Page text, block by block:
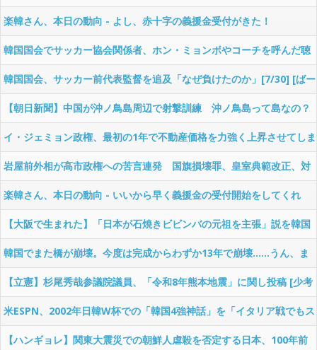
までコピーした韓国ブランド [7/31] [昆虫図鑑★]
楽韓さん、本日の動向 - よし、赤十字の義援金受付がきた！
韓国国会でサッカー協会関係者、ホン・ミョンボやコーチを呼んだ聴
聞会開始 → 国会議員「なぜワールドカップで負けたのだ」「ソン・フ
ンミンを外したのはなぜだ」「ベント監督と再契約しなかったの
は？」と地獄のような意味なし質問が連発されてしまう
韓国国会、サッカー前代表監督を追及「なぜ負けたのか」[7/30] [ばー
ど★]
【朝日新聞】中国が沖ノ鳥島周辺で射撃訓練 沖ノ鳥島って島なの？
岩なの？[7/30] [ばーど★]
イ・ジェミョン政権、最初の1年で不動産価格を力強く上昇させてしま
う……「不動産で儲ける時代は終わりだ」と語っていたものの、実際
にやっていることは不動産供給を絞ることばかり。そりゃ、価格上昇
するわな。中学生でもわかる
岩屋前外相が高市政権への苦言連発 国旗損壊罪、皇室典範改正、対
中外交…「右へならえの自民党では国を誤る」[7/30] [ばーど★]
楽韓さん、本日の動向 - いいから早く義援金の受付開始をしてくれ
【大阪で生まれた】「日本が石焼きビビンバの元祖を主張」説を韓国
メディアが検証＝韓国ネットも納得 ［7/29］ [仮面ウニダー★]
韓国でまた橋が崩壊。今度は完成からわずか13年で崩壊……うん、ま
たなんだ
【立憲】杉尾秀哉参議院議員、「令和8年熊本地震」に関し投稿 [少考
さん★]
米ESPN、2002年日韓W杯での「韓国4強神話」を「イタリア戦でもス
ペイン戦でも審判の助けが大きかった」とばっさり切ってしまう……
【ハンギョレ】関東大震災での朝鮮人虐殺を否定する日本、100年前